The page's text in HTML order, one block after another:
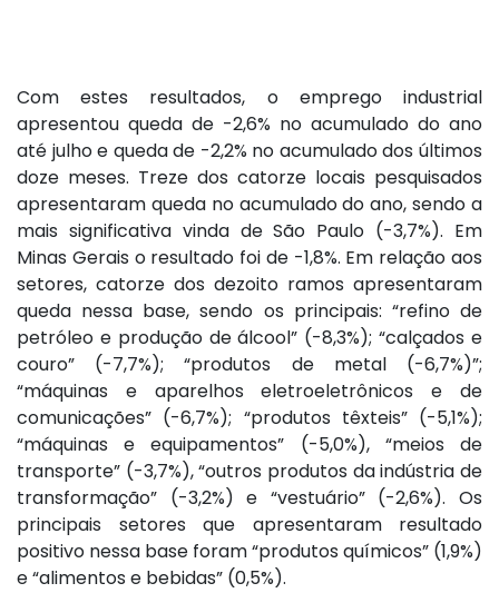
Com estes resultados, o emprego industrial
apresentou queda de -2,6% no acumulado do ano
até julho e queda de -2,2% no acumulado dos últimos
doze meses. Treze dos catorze locais pesquisados
apresentaram queda no acumulado do ano, sendo a
mais significativa vinda de São Paulo (-3,7%). Em
Minas Gerais o resultado foi de -1,8%. Em relação aos
setores, catorze dos dezoito ramos apresentaram
queda nessa base, sendo os principais: “refino de
petróleo e produção de álcool” (-8,3%); “calçados e
couro” (-7,7%); “produtos de metal (-6,7%)”;
“máquinas e aparelhos eletroeletrônicos e de
comunicações” (-6,7%); “produtos têxteis” (-5,1%);
“máquinas e equipamentos” (-5,0%), “meios de
transporte” (-3,7%), “outros produtos da indústria de
transformação” (-3,2%) e “vestuário” (-2,6%). Os
principais setores que apresentaram resultado
positivo nessa base foram “produtos químicos” (1,9%)
e “alimentos e bebidas” (0,5%).